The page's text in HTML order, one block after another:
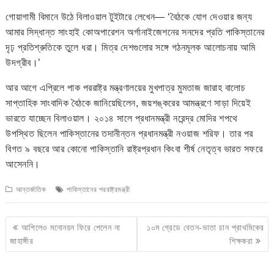
গোয়াগামী বিমানে উঠে বিলাওয়াল টুইটারে লেখেন— ‘বৈঠকে যোগ দেওয়ার জন্য
আমার সিদ্ধান্ত সাংহাই কোঅপারেশন অর্গানাইজেশনের সনদের প্রতি পাকিস্তানের
দৃঢ় প্রতিশ্রুতিকে তুলে ধরা। মিত্র দেশগুলোর সঙ্গে গঠনমূলক আলোচনায় আমি
উদগ্রীব।’
আর আগে এপ্রিলে পাক পররাষ্ট্র মন্ত্রণালয়ের মুখপাত্র মুমতাজ জারাহ বালোচ
সাপ্তাহিক সাংবাদিক বৈঠকে জানিয়েছিলেন, জয়শঙ্করের আমন্ত্রণে সাড়া দিয়েই
ভারতে যাচ্ছেন বিলাওয়াল। ২০১৪ সালে প্রধানমন্ত্রী নরেন্দ্র মোদির শপথে
উপস্থিত ছিলেন পাকিস্তানের তদানীন্তন প্রধানমন্ত্রী নওয়াজ শরিফ। তার পর
বিগত ৯ বছরে আর কোনো পাকিস্তানি রাষ্ট্রপ্রধান কিংবা শীর্ষ নেতৃত্ব ভারত সফরে
আসেননি।
আন্তর্জাতিক পাকিস্তানের পররাষ্ট্রমন্ত্রী
Post
navigation
আপিলেও মনোনয়ন ফিরে পেলেন না
জাহাঙ্গীর
১০ম গ্রেডে বেতন-ভাতা চান প্রাথমিকের
শিক্ষকরা